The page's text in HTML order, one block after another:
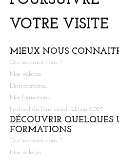
VOTRE VISITE
MIEUX NOUS
Qui sommes-nous ?
Nos valeurs
L’international
Nos formations
Festival du film social Edition 2025
DÉCOUVRIR QUELQUES
FORMATIONS
Qui sommes-nous ?
Nos valeurs